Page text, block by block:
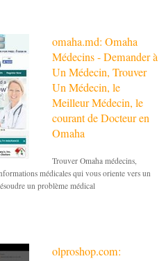
omaha.md: Omaha
Médecins - Demander à
Un Médecin, Trouver
Un Médecin, le
Meilleur Médecin, le
courant de Docteur en
Omaha
Trouver Omaha médecins,
médicales qui vous oriente vers un
un problème médical
olproshop.com: